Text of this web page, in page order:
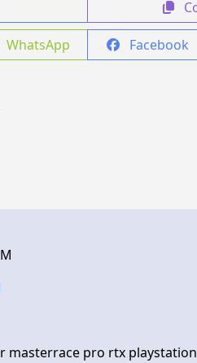
WhatsApp Facebook
masterrace pro rtx